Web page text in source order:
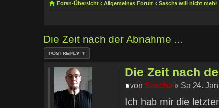
Foren-Übersicht ‹ Allgemeines Forum ‹ Sascha will nicht mehr
Die Zeit nach der Abnahme ...
Antwort erstellen
Die Zeit nach
vonSascha » Sa 24.
Ich hab mir die